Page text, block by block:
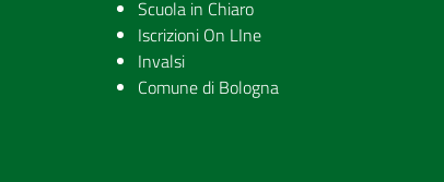
Scuola in Chiaro
Iscrizioni On LIne
Invalsi
Comune di Bologna